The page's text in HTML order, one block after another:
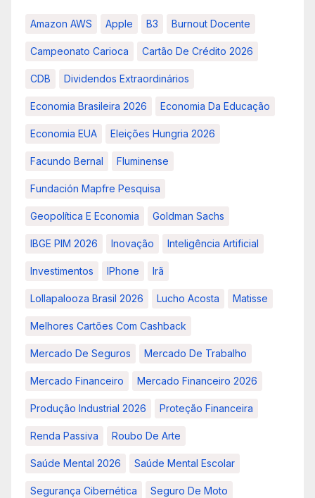
Amazon AWS Apple B3 Burnout Docente
Campeonato Carioca Cartão De Crédito 2026
CDB Dividendos Extraordinários
Economia Brasileira 2026 Economia Da Educação
Economia EUA Eleições Hungria 2026
Facundo Bernal Fluminense
Fundación Mapfre Pesquisa
Geopolítica E Economia Goldman Sachs
IBGE PIM 2026 Inovação Inteligência Artificial
Investimentos IPhone Irã
Lollapalooza Brasil 2026 Lucho Acosta Matisse
Melhores Cartões Com Cashback
Mercado De Seguros Mercado De Trabalho
Mercado Financeiro Mercado Financeiro 2026
Produção Industrial 2026 Proteção Financeira
Renda Passiva Roubo De Arte
Saúde Mental 2026 Saúde Mental Escolar
Segurança Cibernética Seguro De Moto